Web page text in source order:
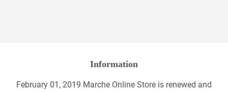
Information
February 01, 2019 Marche Online Store is renewed and